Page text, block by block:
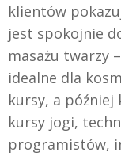
klientów
jest spokojnie
masażu twarzy
idealne dla
kursy, a później
kursy jogi,
programistów,